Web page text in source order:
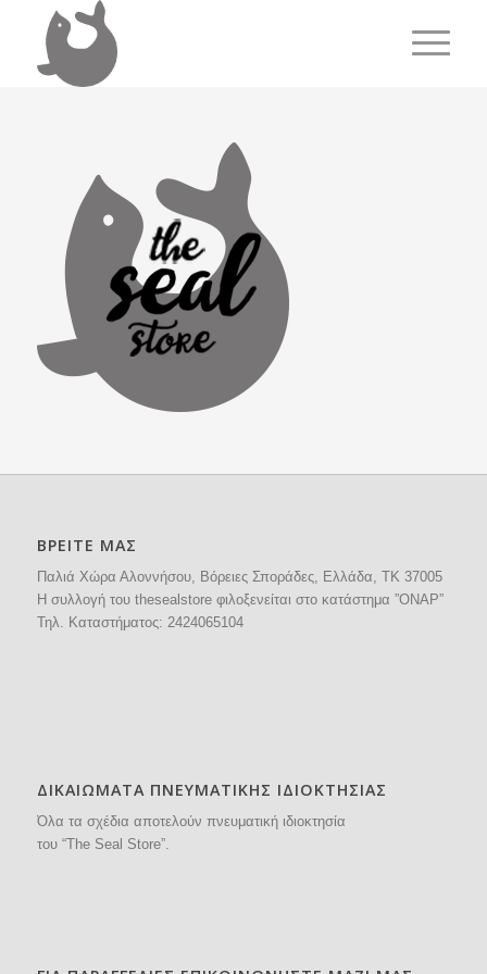
ΒΡΕΙΤΕ ΜΑΣ
Παλιά Χώρα Αλοννήσου, Βόρειες Σποράδες, Ελλάδα, ΤΚ 37005
H συλλογή του thesealstore φιλοξενείται στο κατάστημα ”ΟΝΑΡ”
Τηλ. Καταστήματος: 2424065104
ΔΙΚΑΙΩΜΑΤΑ ΠΝΕΥΜΑΤΙΚΗΣ ΙΔΙΟΚΤΗΣΙΑΣ
Όλα τα σχέδια αποτελούν πνευματική ιδιοκτησία
του “The Seal Store”.